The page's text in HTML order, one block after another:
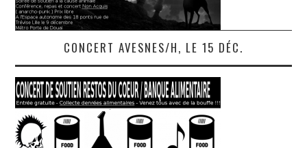
CONCERT AVESNES/H, LE 15 DÉC.